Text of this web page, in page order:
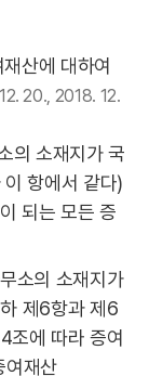
산에 대하여
20., 2018. 12.
의 소재지가 국
항에서 같다)
되는 모든 증
소의 소재지가
제6항과 제6
조에 따라 증여
여재산